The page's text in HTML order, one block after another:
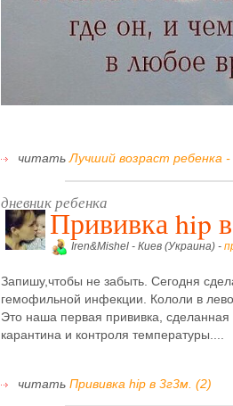
читатьЛучший возраст ребенка
дневник ребенка
Прививка hip
Iren&Mishel - Киев (Украина) -
Запишу,чтобы не забыть. Сегодня
гемофильной инфекции. Кололи в
Это наша первая прививка,
карантина и контроля температуры....
читать Прививка hip в 3г3м. (2)